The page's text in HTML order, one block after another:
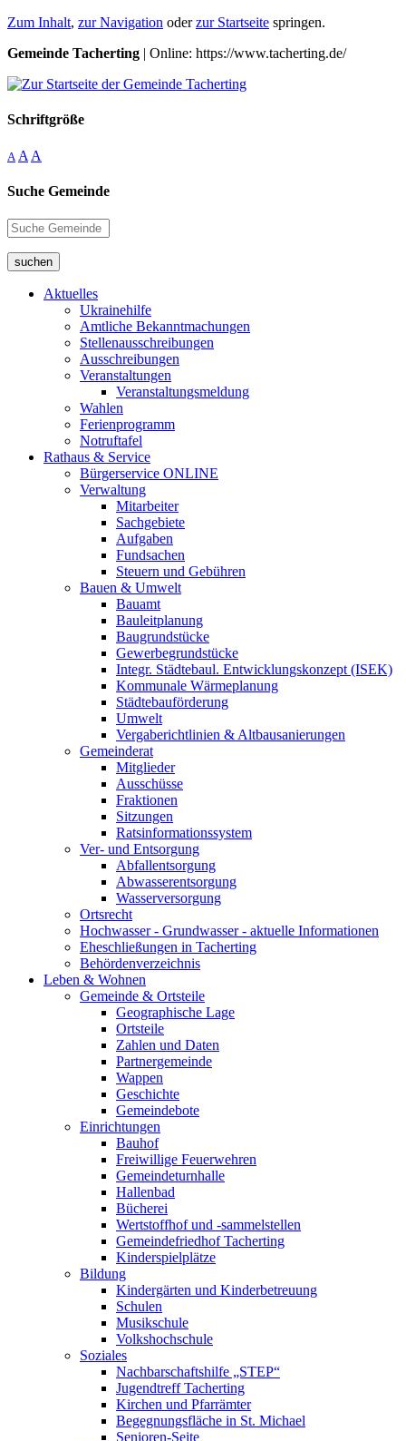
Zum Inhalt, zur Navigation oderzur Startseite springen.
Gemeinde Tacherting | Online: https://www.tacherting.de/
Schriftgröße
A A A
Suche Gemeinde
suchen
Aktuelles
Ukrainehilfe
Amtliche Bekanntmachungen
Stellenausschreibungen
Ausschreibungen
Veranstaltungen
Veranstaltungsmeldung
Wahlen
Ferienprogramm
Notruftafel
Rathaus & Service
Bürgerservice ONLINE
Verwaltung
Mitarbeiter
Sachgebiete
Aufgaben
Fundsachen
Steuern und Gebühren
Bauen & Umwelt
Bauamt
Bauleitplanung
Baugrundstücke
Gewerbegrundstücke
Integr. Städtebaul. Entwicklungskonzept (ISEK)
Kommunale Wärmeplanung
Städtebauförderung
Umwelt
Vergaberichtlinien & Altbausanierungen
Gemeinderat
Mitglieder
Ausschüsse
Fraktionen
Sitzungen
Ratsinformationssystem
Ver- und Entsorgung
Abfallentsorgung
Abwasserentsorgung
Wasserversorgung
Ortsrecht
Hochwasser - Grundwasser - aktuelle Informationen
Eheschließungen in Tacherting
Behördenverzeichnis
Leben & Wohnen
Gemeinde & Ortsteile
Geographische Lage
Ortsteile
Zahlen und Daten
Partnergemeinde
Wappen
Geschichte
Gemeindebote
Einrichtungen
Bauhof
Freiwillige Feuerwehren
Gemeindeturnhalle
Hallenbad
Bücherei
Wertstoffhof und -sammelstellen
Gemeindefriedhof Tacherting
Kinderspielplätze
Bildung
Kindergärten und Kinderbetreuung
Schulen
Musikschule
Volkshochschule
Soziales
Nachbarschaftshilfe „STEP“
Jugendtreff Tacherting
Kirchen und Pfarrämter
Begegnungsfläche in St. Michael
Senioren-Seite